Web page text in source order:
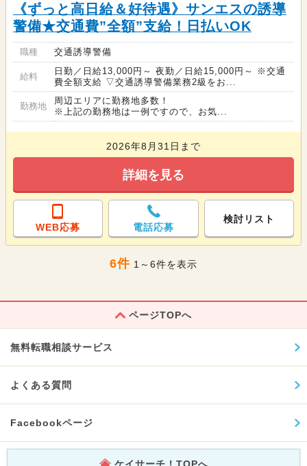
《ずっと高日給＆好待遇》サンエスの誘導
警備★交通費”全額”支給！日払いOK
職種 交通誘導警備
給料
日勤／日給13,000円～ 夜勤／日給15,000円～ ※交通
費全額支給 ▽交通誘導警備業務2級をお...
勤務地
周辺エリアに勤務地多数！
※上記の勤務地は一例ですので、お気...
2026年8月31日まで
詳細を見る
WEB応募 電話応募
検討リスト
6件 1～6件を表示
ページTOPへ
無料転職相談サービス
よくある質問
Facebookページ
ケイサーチ！TOPへ